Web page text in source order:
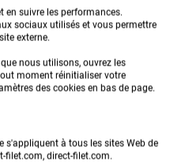
Sacs filet coupé tricoté (x 100
pièces) - Sacs Raschel 20Kg
en suivre les performances.
sociaux utilisés et vous permettre
externe.
nous utilisons, ouvrez les
moment réinitialiser votre
des cookies en bas de page.
s'appliquent à tous les sites Web de
filet.com, direct-filet.com.